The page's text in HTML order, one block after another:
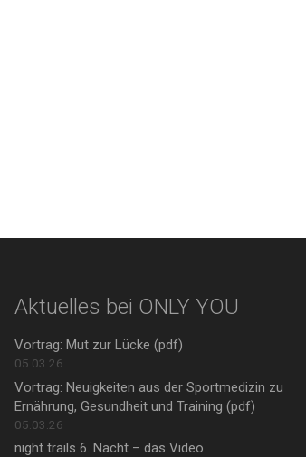
Aktuelles bei ONLY YOU
Vortrag: Mut zur Lücke (pdf)
05.03.26
Vortrag: Neuigkeiten aus der Sportmedizin zu
Ernährung, Gesundheit und Training (pdf)
05.03.26
night trails 6. Nacht – das Video